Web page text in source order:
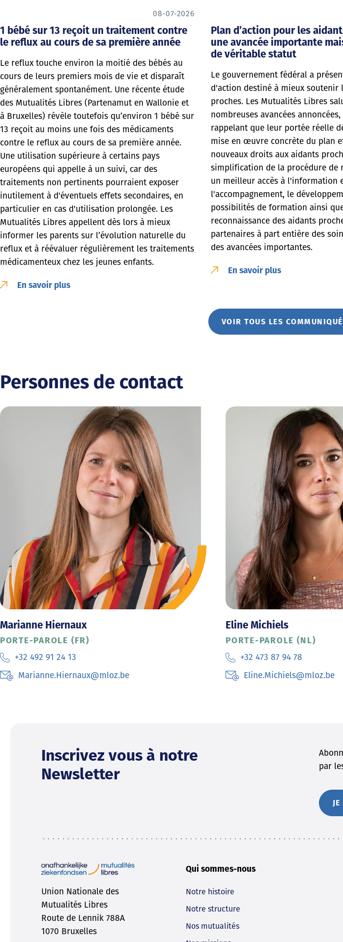
1 bébé sur 13 reçoit un traitement contre
le reflux au cours de sa première année
Le reflux touche environ la moitié des bébés au
cours de leurs premiers mois de vie et disparaît
généralement spontanément. Une récente étude
des Mutualités Libres (Partenamut en Wallonie et
à Bruxelles) révèle toutefois qu’environ 1 bébé sur
13 reçoit au moins une fois des médicaments
contre le reflux au cours de sa première année.
Une utilisation supérieure à certains pays
européens qui appelle à un suivi, car des
traitements non pertinents pourraient exposer
inutilement à d'éventuels effets secondaires, en
particulier en cas d'utilisation prolongée. Les
Mutualités Libres appellent dès lors à mieux
informer les parents sur l’évolution naturelle du
reflux et à réévaluer régulièrement les traitements
médicamenteux chez les jeunes enfants.
08-07-2026
En savoir plus
Plan d’action pour les
une avancée importante
de véritable statut
Le gouvernement fédéral a
d'action destiné à mieux soutenir
proches. Les Mutualités Libres
nombreuses avancées
rappelant que leur portée réelle
mise en œuvre concrète du plan
nouveaux droits aux aidants
simplification de la procédure de
un meilleur accès à l'information
l'accompagnement, le
possibilités de formation ainsi
reconnaissance des aidants
partenaires à part entière des
des avancées importantes.
En savoir plus
VOIR TOUS LES
Personnes de contact
Marianne Hiernaux
PORTE-PAROLE (FR)
+32 492 91 24 13
Marianne.Hiernaux@mloz.be
Eline Michiels
PORTE-PAROLE (NL)
+32 473 87 94 78
Eline.Michiels@mloz.be
Inscrivez vous à notre
Newsletter
par
Union Nationale des
Mutualités Libres
Route de Lennik 788A
1070 Bruxelles
Qui sommes-nous
Notre histoire
Notre structure
Nos mutualités